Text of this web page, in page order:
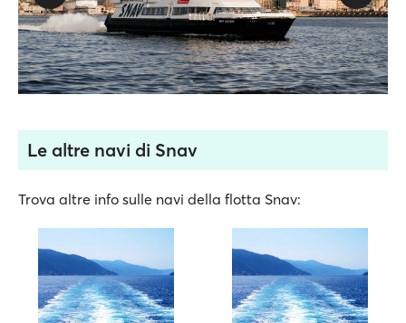
Le altre navi di Snav
Trova altre info sulle navi della flotta Snav: